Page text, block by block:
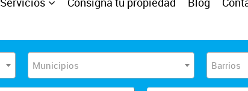
Municipios Barrios